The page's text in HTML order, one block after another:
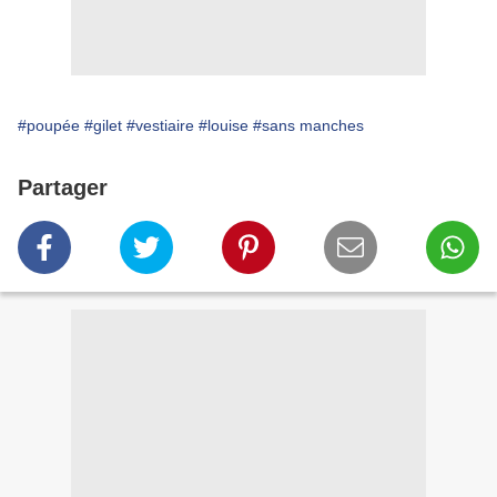
#poupée #gilet #vestiaire #louise #sans manches
Partager